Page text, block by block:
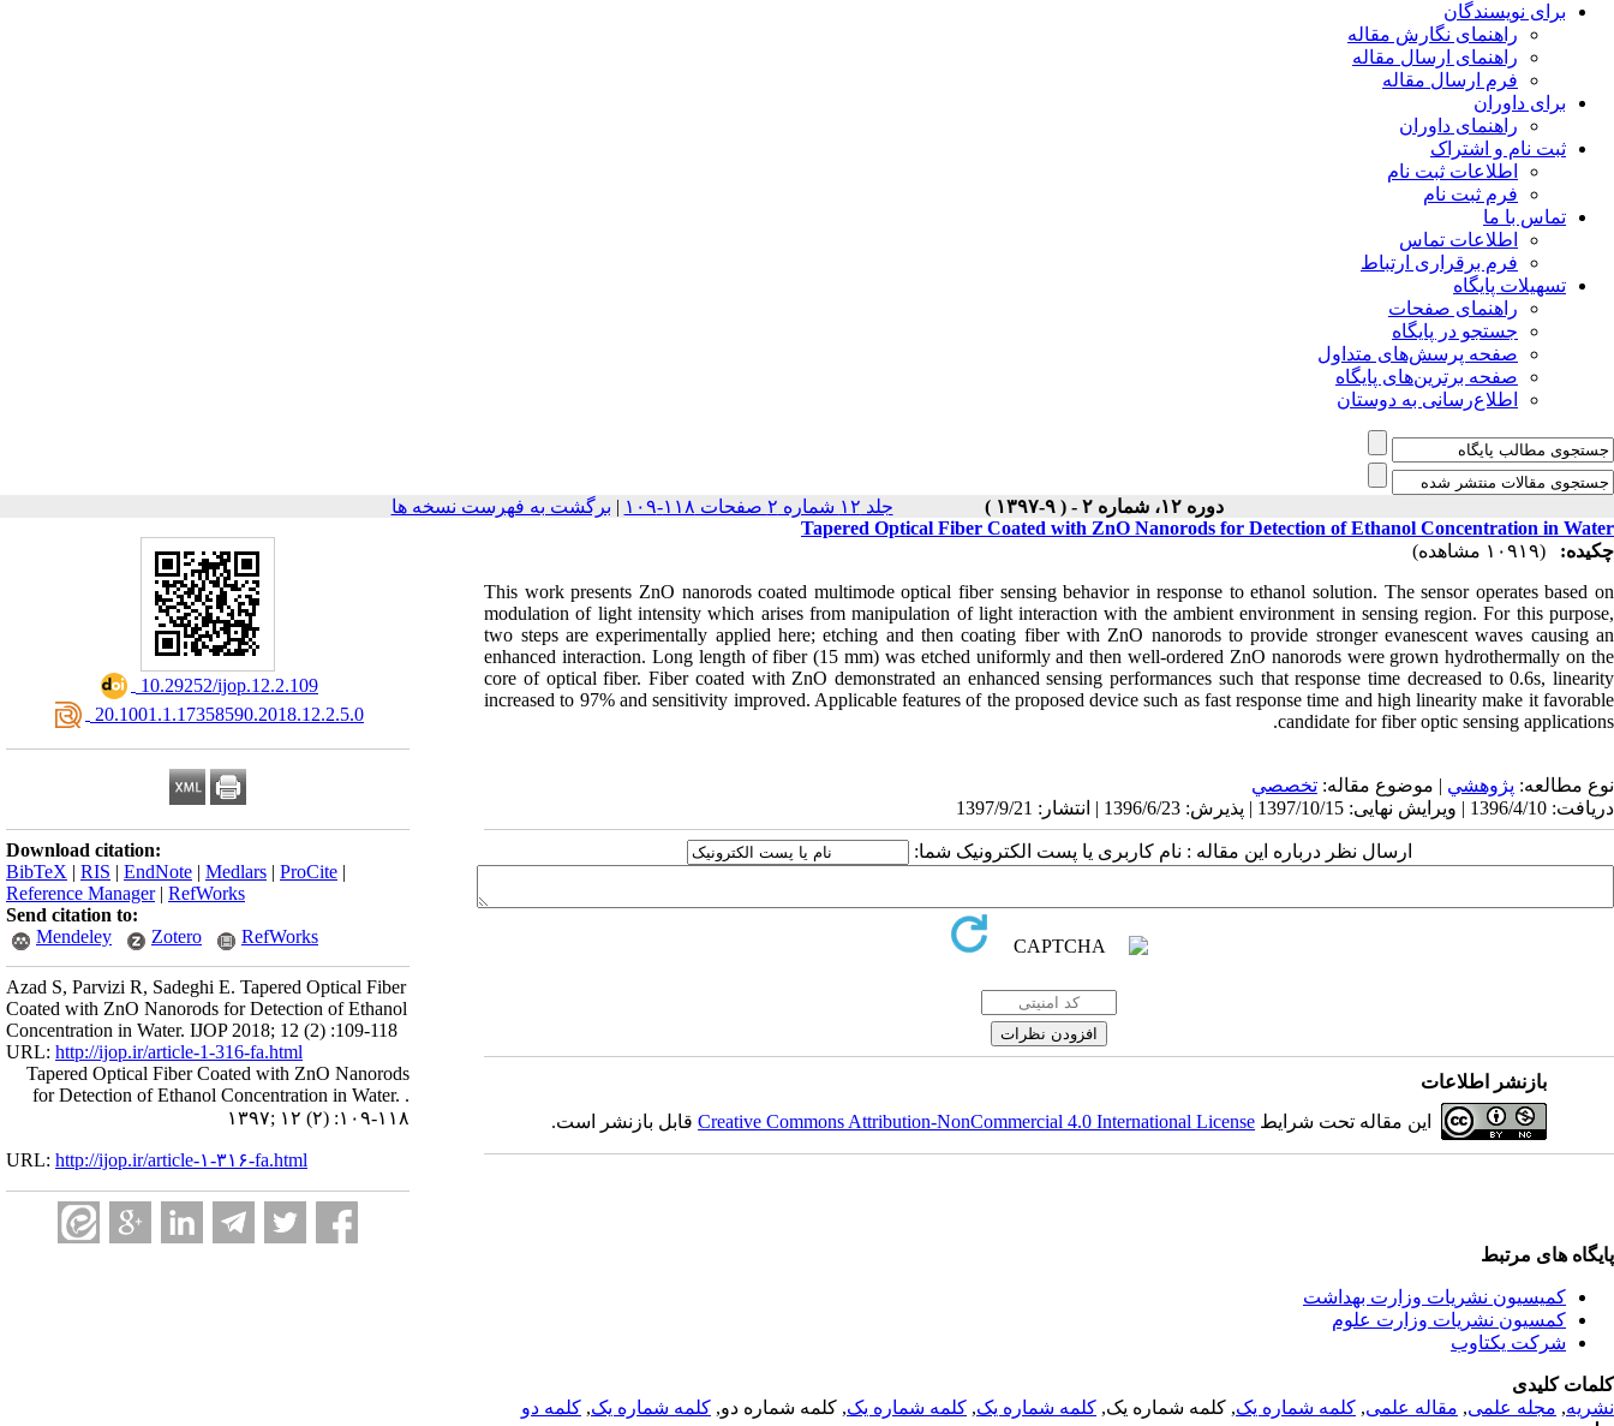
برای نویسندگان
راهنمای نگارش مقاله
راهنمای ارسال مقاله
فرم ارسال مقاله
برای داوران
راهنمای داوران
ثبت نام و اشتراک
اطلاعات ثبت نام
فرم ثبت نام
تماس با ما
اطلاعات تماس
فرم برقراری ارتباط
تسهیلات پایگاه
راهنمای صفحات
جستجو در پایگاه
صفحه پرسش‌های متداول
صفحه برترین‌های پایگاه
اطلاع‌رسانی به دوستان
دوره ۱۲، شماره ۲ - ( ۹-۱۳۹۷ ) جلد ۱۲ شماره ۲ صفحات ۱۱۸-۱۰۹ | برگشت به فهرست نسخه ها
‎ 10.29252/ijop.12.2.109
‎ 20.1001.1.17358590.2018.12.2.5.0
Download citation:
BibTeX | RIS | EndNote | Medlars | ProCite |
Reference Manager| RefWorks
Send citation to:
Mendeley
Zotero RefWorks
Azad S, Parvizi R, Sadeghi E. Tapered Optical Fiber
Coated with ZnO Nanorods for Detection of Ethanol
Concentration in Water. IJOP 2018; 12 (2) :109-118
URL: http://ijop.ir/article-1-316-fa.html
Tapered Optical Fiber Coated with ZnO Nanorods
for Detection of Ethanol Concentration in Water. .
۱۳۹۷; ۱۲ (۲) :۱۰۹-۱۱۸
URL: http://ijop.ir/article-۱-۳۱۶-fa.html
Tapered Optical Fiber Coated with ZnO Nanorods for Detection of Ethanol Concentration in Water
چکیده:
(۱۰۹۱۹ مشاهده)
This work presents ZnO nanorods coated multimode optical fiber sensing behavior in response to ethanol solution. The sensor operates based on
modulation of light intensity which arises from manipulation of light interaction with the ambient environment in sensing region. For this purpose,
two steps are experimentally applied here; etching and then coating fiber with ZnO nanorods to provide stronger evanescent waves causing an
enhanced interaction. Long length of fiber (15 mm) was etched uniformly and then well-ordered ZnO nanorods were grown hydrothermally on the
core of optical fiber. Fiber coated with ZnO demonstrated an enhanced sensing performances such that response time decreased to 0.6s, linearity
increased to 97% and sensitivity improved. Applicable features of the proposed device such as fast response time and high linearity make it favorable
candidate for fiber optic sensing applications.
نوع مطالعه: پژوهشي | موضوع مقاله: تخصصي
دریافت: 1396/4/10 | ویرایش نهایی: 1397/10/15 | پذیرش: 1396/6/23 | انتشار: 1397/9/21
ارسال نظر درباره این مقاله : نام کاربری یا پست الکترونیک شما:
بازنشر اطلاعات
این مقاله تحت شرایط Creative Commons Attribution-NonCommercial 4.0 International Licenseقابل بازنشر است.
پایگاه های مرتبط
کمیسیون نشریات وزارت بهداشت
کمسیون نشریات وزارت علوم
شرکت یکتاوب
کلمات کلیدی
نشریه, مجله علمی, مقاله علمی, کلمه شماره یک, کلمه شماره یک, کلمه شماره یک, کلمه شماره یک, کلمه شماره دو, کلمه شماره یک, کلمه دو